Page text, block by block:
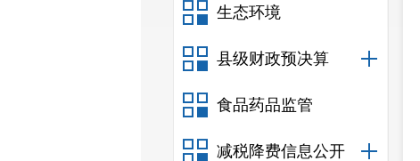
生态环境
县级财政预决算
食品药品监管
减税降费信息公开